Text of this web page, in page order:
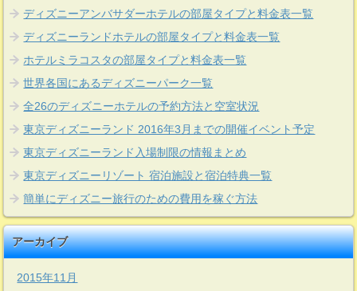
ディズニーアンバサダーホテルの部屋タイプと料金表一覧
ディズニーランドホテルの部屋タイプと料金表一覧
ホテルミラコスタの部屋タイプと料金表一覧
世界各国にあるディズニーパーク一覧
全26のディズニーホテルの予約方法と空室状況
東京ディズニーランド 2016年3月までの開催イベント予定
東京ディズニーランド入場制限の情報まとめ
東京ディズニーリゾート 宿泊施設と宿泊特典一覧
簡単にディズニー旅行のための費用を稼ぐ方法
アーカイブ
2015年11月